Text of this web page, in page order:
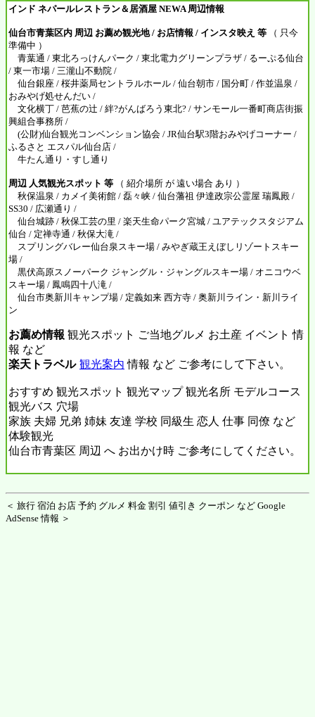
インド ネパールレストラン＆居酒屋 NEWA 周辺情報
仙台市青葉区内 周辺 お薦め観光地 / お店情報 / インスタ映え 等 （ 只今
準備中 ）
青葉通 / 東北ろっけんパーク / 東北電力グリーンプラザ / るーぷる仙台
/ 東一市場 / 三瀧山不動院 /
仙台銀座 / 桜井薬局セントラルホール / 仙台朝市 / 国分町 / 作並温泉 /
おみやげ処せんだい /
文化横丁 / 芭蕉の辻 / 絆?がんばろう東北? / サンモール一番町商店街振
興組合事務所 /
(公財)仙台観光コンベンション協会 / JR仙台駅3階おみやげコーナー /
ふるさと エスパル仙台店 /
牛たん通り・すし通り
周辺 人気観光スポット 等 （ 紹介場所 が 遠い場合 あり ）
秋保温泉 / カメイ美術館 / 磊々峡 / 仙台藩祖 伊達政宗公霊屋 瑞鳳殿 /
SS30 / 広瀬通り /
仙台城跡 / 秋保工芸の里 / 楽天生命パーク宮城 / ユアテックスタジアム
仙台 / 定禅寺通 / 秋保大滝 /
スプリングバレー仙台泉スキー場 / みやぎ蔵王えぼしリゾートスキー
場 /
黒伏高原スノーパーク ジャングル・ジャングルスキー場 / オニコウベ
スキー場 / 鳳鳴四十八滝 /
仙台市奥新川キャンプ場 / 定義如来 西方寺 / 奥新川ライン・新川ライ
ン
お薦め情報 観光スポット ご当地グルメ お土産 イベント 情
報 など
楽天トラベル 観光案内 情報 など ご参考にして下さい。
おすすめ 観光スポット 観光マップ 観光名所 モデルコース
観光バス 穴場
家族 夫婦 兄弟 姉妹 友達 学校 同級生 恋人 仕事 同僚 など
体験観光
仙台市青葉区 周辺 へ お出かけ時 ご参考にしてください。
＜ 旅行 宿泊 お店 予約 グルメ 料金 割引 値引き クーポン など Google
AdSense 情報 ＞